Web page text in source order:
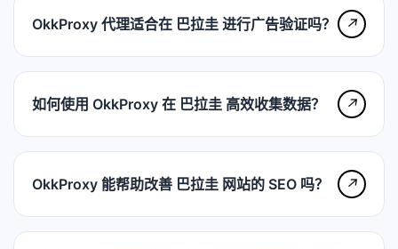
OkkProxy 代理适合在 巴拉圭 进行广告验证吗？ ↗
如何使用 OkkProxy 在 巴拉圭 高效收集数据？ ↗
OkkProxy 能帮助改善 巴拉圭 网站的 SEO 吗？ ↗